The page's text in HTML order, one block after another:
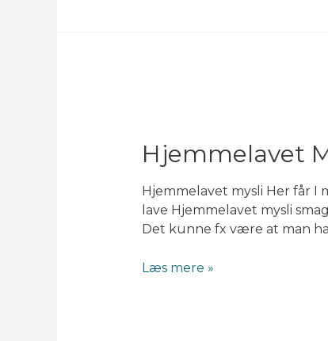
Hjemmelavet
Hjemmelavet mysli Her får I
lave Hjemmelavet mysli
Det kunne fx være at man
Hjemmelavet
Læs mere »